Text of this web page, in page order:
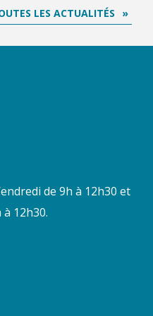
LES ACTUALITÉS
de 9h à 12h30 et
à 12h30.